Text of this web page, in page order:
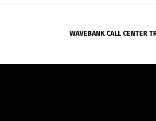
WAVEBANK CALL CENTER